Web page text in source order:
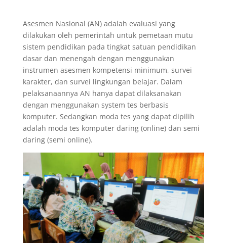
Asesmen Nasional (AN) adalah evaluasi yang
dilakukan oleh pemerintah untuk pemetaan mutu
sistem pendidikan pada tingkat satuan pendidikan
dasar dan menengah dengan menggunakan
instrumen asesmen kompetensi minimum, survei
karakter, dan survei lingkungan belajar. Dalam
pelaksanaannya AN hanya dapat dilaksanakan
dengan menggunakan system tes berbasis
komputer. Sedangkan moda tes yang dapat dipilih
adalah moda tes komputer daring (online) dan semi
daring (semi online).